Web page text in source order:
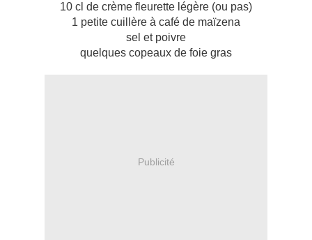
10 cl de crème fleurette légère (ou pas)
1 petite cuillère à café de maïzena
sel et poivre
quelques copeaux de foie gras
Publicité